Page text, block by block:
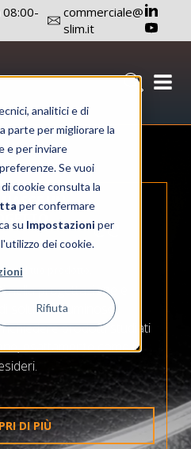
analitici e di
parte per migliorare la
e per inviare
Se vuoi
cookie consulta la
per confermare
su Impostazioni per
dei cookie.
Rifiuta
08:00-
commerciale@
slim.it
demand
UN
le idee
il tuo prodotto.
nella progettazione e
soluzioni luminose
prodotti studiati
esattamente come li
DI PIÙ